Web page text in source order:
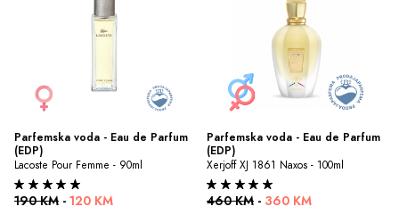
Parfemska voda - Eau de Parfum
(EDP)
Lacoste Pour Femme - 90ml
190 KM - 120 KM
Parfemska voda - Eau de Parfum
(EDP)
Xerjoff XJ 1861 Naxos - 100ml
460 KM - 360 KM